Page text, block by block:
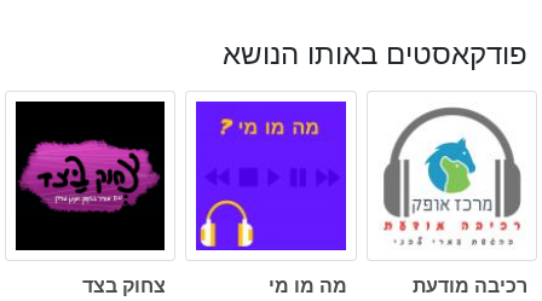
פודקאסטים באותו הנושא
רכיבה מודעת מה מו מי צחוק בצד